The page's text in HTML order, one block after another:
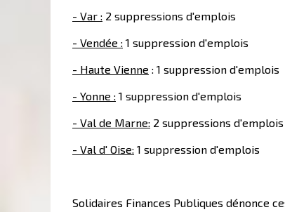
- Var : 2 suppressions d'emplois
- Vendée : 1 suppression d'emplois
- Haute Vienne : 1 suppression d'emplois
- Yonne : 1 suppression d'emplois
- Val de Marne: 2 suppressions d'emplois
- Val d' Oise: 1 suppression d'emplois
Solidaires Finances Publiques dénonce